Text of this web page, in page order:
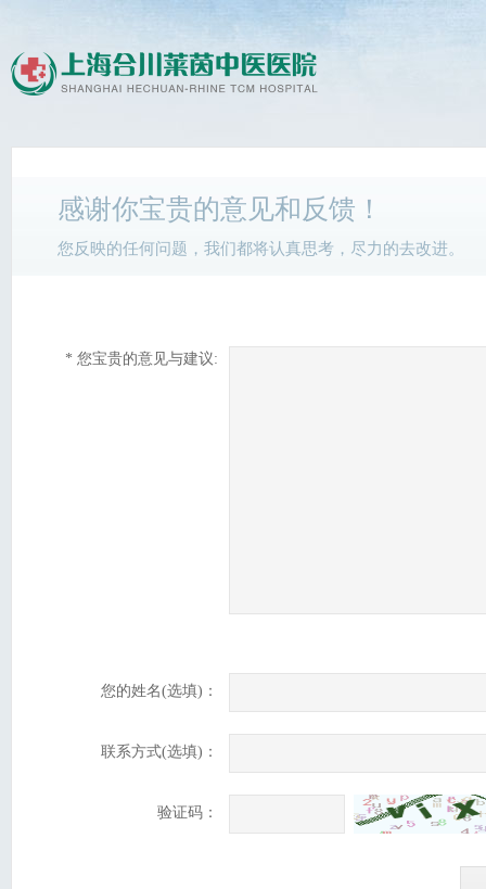
感谢你宝贵的意见和反馈！
您反映的任何问题，我们都将认真思考，尽力的去改进。
* 您宝贵的意见与建议:
您的姓名(选填)：
联系方式(选填)：
验证码：